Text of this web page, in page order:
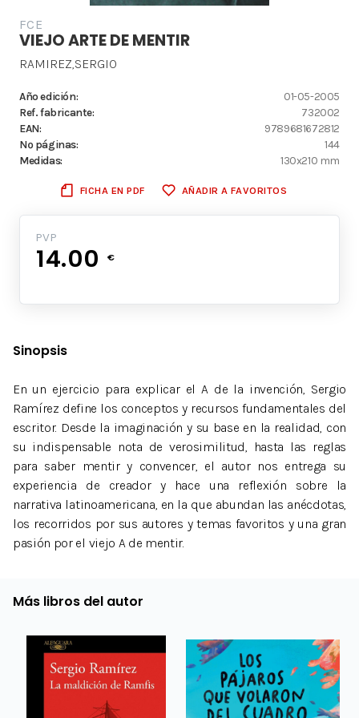
FCE
VIEJO ARTE DE MENTIR
RAMIREZ,SERGIO
Año edición:
01-05-2005
Ref. fabricante:
732002
EAN:
9789681672812
Nº páginas:
144
Medidas:
130x210 mm
FICHA EN PDF AÑADIR A FAVORITOS
PVP
14.00 €
Sinopsis
En un ejercicio para explicar el A de la invención, Sergio
Ramírez define los conceptos y recursos fundamentales del
escritor. Desde la imaginación y su base en la realidad, con
su indispensable nota de verosimilitud, hasta las reglas
para saber mentir y convencer, el autor nos entrega su
experiencia de creador y hace una reflexión sobre la
narrativa latinoamericana, en la que abundan las anécdotas,
los recorridos por sus autores y temas favoritos y una gran
pasión por el viejo A de mentir.
Más libros del autor